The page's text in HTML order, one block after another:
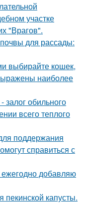
участке
"Врагов".
для рассады:
выбирайте кошек,
наиболее
обильного
всего теплого
поддержания
справиться с
добавляю
капусты.